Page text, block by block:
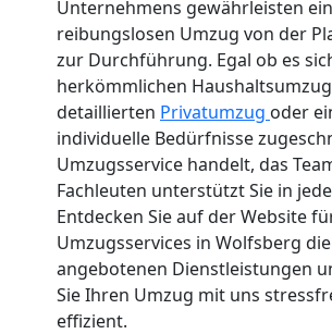
Unternehmens gewährleisten
reibungslosen Umzug von der
zur Durchführung. Egal ob es
herkömmlichen
detaillierten Privatumzug oder
individuelle Bedürfnisse
Umzugsservice handelt, das
Fachleuten unterstützt Sie in
Entdecken Sie auf der Website
Umzugsservices in Wolfsberg
angebotenen Dienstleistungen
Sie Ihren Umzug mit uns
effizient.